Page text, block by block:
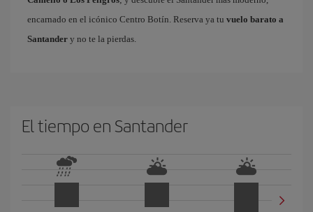
encarnado en el icónico Centro Botín. Reserva ya tu vuelo barato a
Santander y no te la pierdas.
El tiempo en Santander